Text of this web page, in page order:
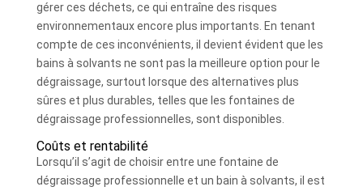
gérer ces déchets, ce qui entraîne des risques
environnementaux encore plus importants. En tenant
compte de ces inconvénients, il devient évident que les
bains à solvants ne sont pas la meilleure option pour le
dégraissage, surtout lorsque des alternatives plus
sûres et plus durables, telles que les fontaines de
dégraissage professionnelles, sont disponibles.
Coûts et rentabilité
Lorsqu’il s’agit de choisir entre une fontaine de
dégraissage professionnelle et un bain à solvants, il est